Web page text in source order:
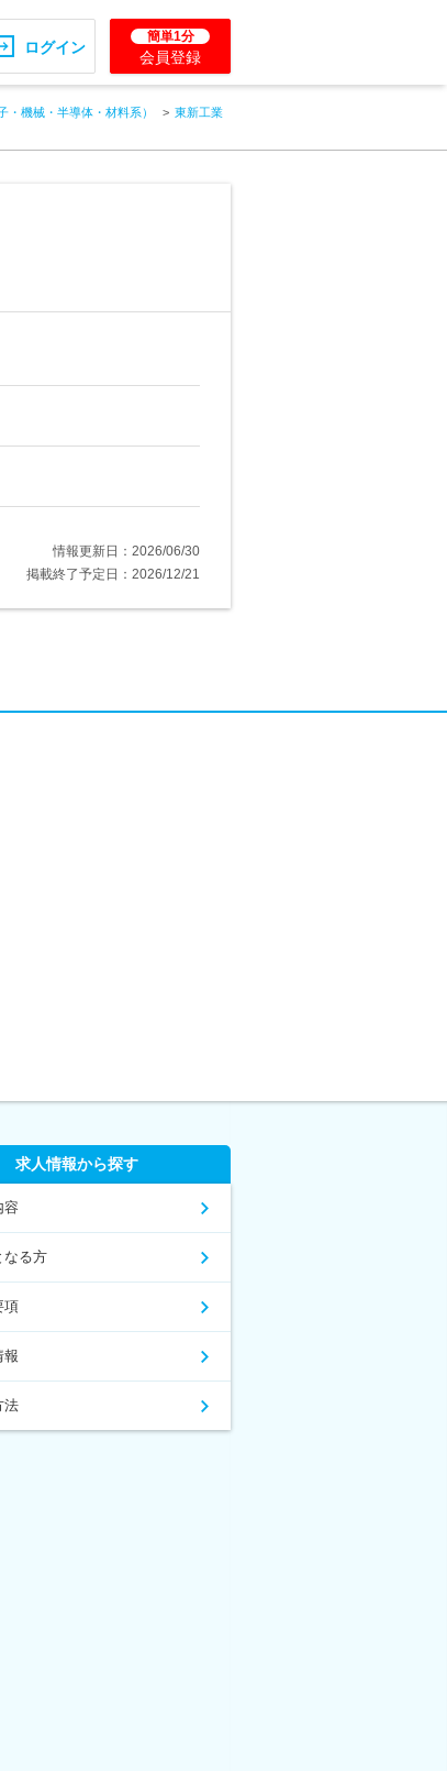
ログイン
簡単1分
会員登録
・機械・半導体・材料系）
東新工業
情報更新日：2026/06/30
掲載終了予定日：2026/12/21
求人情報から探す
容
なる方
項
報
法